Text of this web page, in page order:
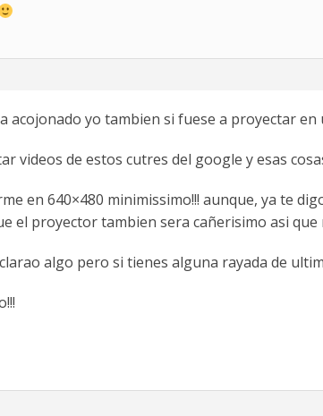
acojonado yo tambien si fuese a proyectar
videos de estos cutres del google y esas
en 640×480 minimissimo!!! aunque, ya te
el proyector tambien sera cañerisimo asi
algo pero si tienes alguna rayada de